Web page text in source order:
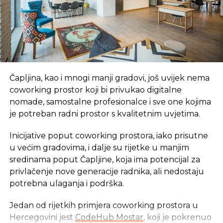
za dominaciju u regionu.
Izvor: kamatica
SLIČNE TEME:
SLEDEĆI
Brazil tone u najdužu recesiju od 1930.
godine
NE PROPUSTITE
cijena pšenice
Čapljina, kao i mnogi manji gradovi, još uvijek nema
coworking prostor koji bi privukao digitalne
nomade, samostalne profesionalce i sve one kojima
je potreban radni prostor s kvalitetnim uvjetima.
Inicijative poput coworking prostora, iako prisutne
u većim gradovima, i dalje su rijetke u manjim
sredinama poput Čapljine, koja ima potencijal za
privlačenje nove generacije radnika, ali nedostaju
potrebna ulaganja i podrška.
Jedan od rijetkih primjera coworking prostora u
Hercegovini jest CodeHub Mostar, koji je pokrenuo